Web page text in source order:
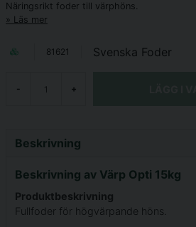
Näringsrikt foder till värphöns.
Läs mer
81621 Svenska Foder
- +
Beskrivning
Beskrivning av Värp Opti 15kg
Produktbeskrivning
Fullfoder för högvärpande höns.